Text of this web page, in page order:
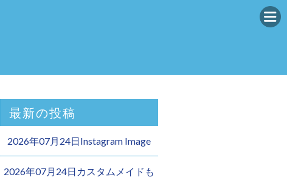
最新の投稿
2026年07月24日Instagram Image
2026年07月24日カスタムメイドも